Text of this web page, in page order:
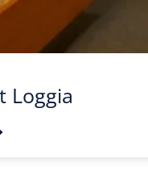
Loggia